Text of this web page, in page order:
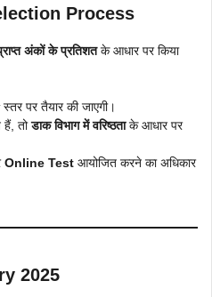
Process
अंकों के प्रतिशतके आधार पर किया
स्तर पर तैयार की जाएगी।
हैं, तोडाक विभाग में वरिष्ठताके आधार पर
Online Test आयोजित करने का अधिकार
2025